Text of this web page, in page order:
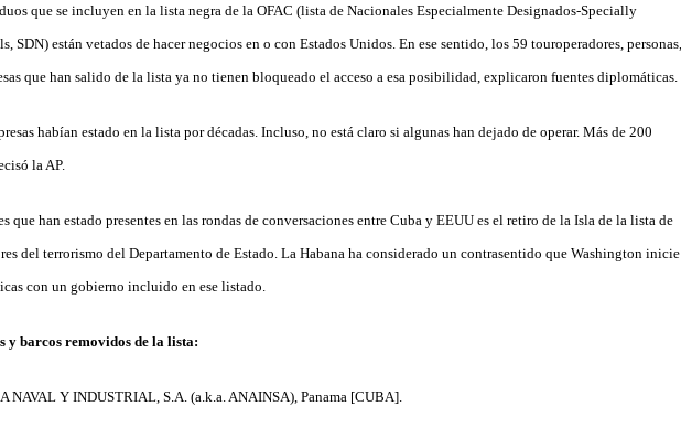
que se incluyen en la lista negra de la OFAC (lista de Nacionales Especialmente Designados-Specially
SDN) están vetados de hacer negocios en o con Estados Unidos. En ese sentido, los 59 touroperadores, personas,
que han salido de la lista ya no tienen bloqueado el acceso a esa posibilidad, explicaron fuentes diplomáticas.
habían estado en la lista por décadas. Incluso, no está claro si algunas han dejado de operar. Más de 200
la AP.
que han estado presentes en las rondas de conversaciones entre Cuba y EEUU es el retiro de la Isla de la lista de
del terrorismo del Departamento de Estado. La Habana ha considerado un contrasentido que Washington inicie
con un gobierno incluido en ese listado.
y barcos removidos de la lista:
NAVAL Y INDUSTRIAL, S.A. (a.k.a. ANAINSA), Panama [CUBA].